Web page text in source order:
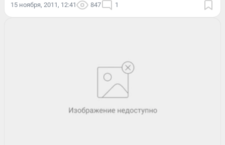
15 ноября, 2011, 12:41 847 1